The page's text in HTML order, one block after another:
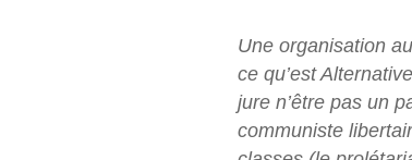
Une organisation
ce qu’est
jure n’être pas un
communiste